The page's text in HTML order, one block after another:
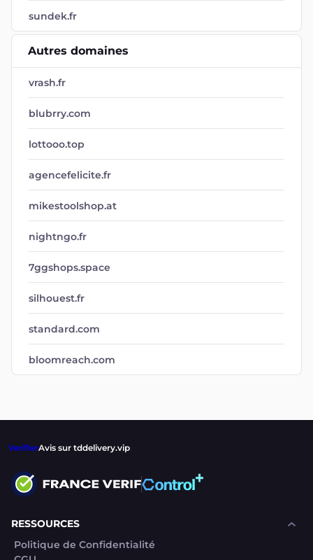
sundek.fr
Autres domaines
vrash.fr
blubrry.com
lottooo.top
agencefelicite.fr
mikestoolshop.at
nightngo.fr
7ggshops.space
silhouest.fr
standard.com
bloomreach.com
VerifierAvis sur tddelivery.vip
RESSOURCES
Politique de Confidentialité